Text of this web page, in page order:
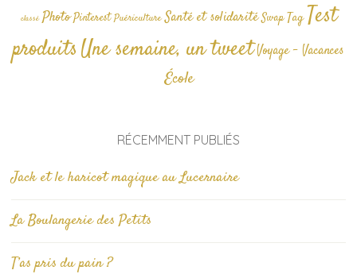
classé Photo Pinterest Puériculture Santé et solidarité Swap TagTest
produitsUne semaine, un tweetVoyage - Vacances
École
RÉCEMMENT PUBLIÉS
Jack et le haricot magique au Lucernaire
La Boulangerie des Petits
T’as pris du pain ?